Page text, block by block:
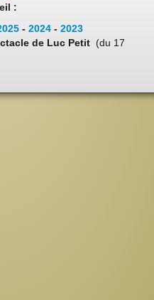
:
- 2024 - 2023
de Luc Petit (du 17